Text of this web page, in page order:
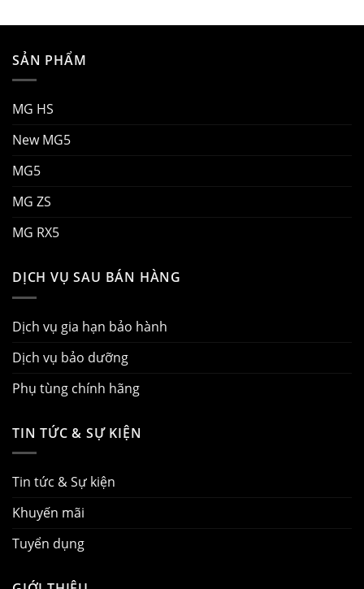
SẢN PHẨM
MG HS
New MG5
MG5
MG ZS
MG RX5
DỊCH VỤ SAU BÁN HÀNG
Dịch vụ gia hạn bảo hành
Dịch vụ bảo dưỡng
Phụ tùng chính hãng
TIN TỨC & SỰ KIỆN
Tin tức & Sự kiện
Khuyến mãi
Tuyển dụng